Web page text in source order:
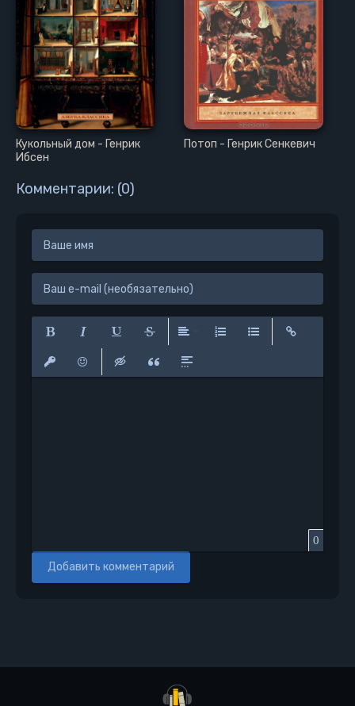
Кукольный дом - Генрик
Ибсен
Потоп - Генрик Сенкевич
Комментарии: (0)
Полужирный
Курсив Подчеркнутый
0
Добавить комментарий